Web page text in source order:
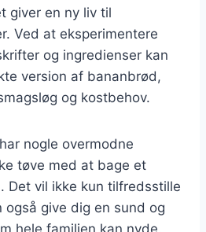
giver en ny liv til
Ved at eksperimentere
og ingredienser kan
version af bananbrød,
og kostbehov.
nogle overmodne
tøve med at bage et
vil ikke kun tilfredsstille
give dig en sund og
hele familien kan nyde.